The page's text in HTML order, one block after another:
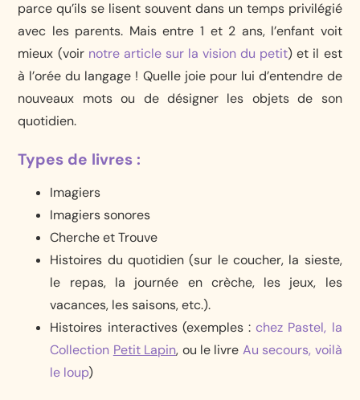
parce qu’ils se lisent souvent dans un temps privilégié
avec les parents. Mais entre 1 et 2 ans, l’enfant voit
mieux (voir notre article sur la vision du petit) et il est
à l’orée du langage ! Quelle joie pour lui d’entendre de
nouveaux mots ou de désigner les objets de son
quotidien.
Types de livres :
Imagiers
Imagiers sonores
Cherche et Trouve
Histoires du quotidien (sur le coucher, la sieste,
le repas, la journée en crèche, les jeux, les
vacances, les saisons, etc.).
Histoires interactives (exemples :chez Pastel, la
Collection Petit Lapin, ou le livre Au secours, voilà
le loup)